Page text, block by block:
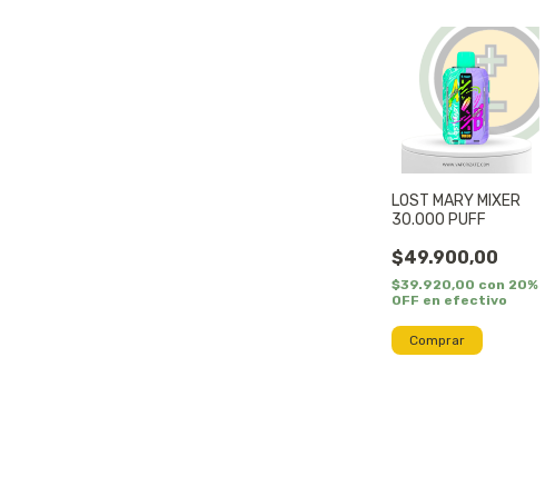
LOST MARY MIXER
30.000 PUFF
$49.900,00
$39.920,00 con 20%
OFF en efectivo
Comprar